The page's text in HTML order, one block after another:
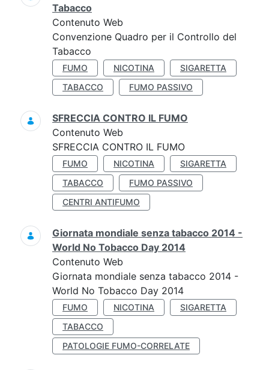
Tabacco
Contenuto Web
Convenzione Quadro per il Controllo del
Tabacco
FUMO NICOTINA
SIGARETTA
TABACCO
FUMO PASSIVO
SFRECCIA CONTRO IL FUMO
Contenuto Web
SFRECCIA CONTRO IL FUMO
FUMO NICOTINA
SIGARETTA
TABACCO
FUMO PASSIVO
CENTRI ANTIFUMO
Giornata mondiale senza tabacco 2014 -
World No Tobacco Day 2014
Contenuto Web
Giornata mondiale senza tabacco 2014 -
World No Tobacco Day 2014
FUMO NICOTINA
SIGARETTA
TABACCO
PATOLOGIE FUMO-CORRELATE